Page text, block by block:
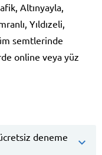
Altınyayla,
Yıldızeli,
semtlerinde
online veya yüz
deneme